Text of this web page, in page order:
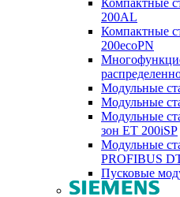
Компактные
200AL
Компактные
200ecoPN
Модульные
Модульные
Модульные
зон ET 200iSP
Модульные
PROFIBUS
Пусковые